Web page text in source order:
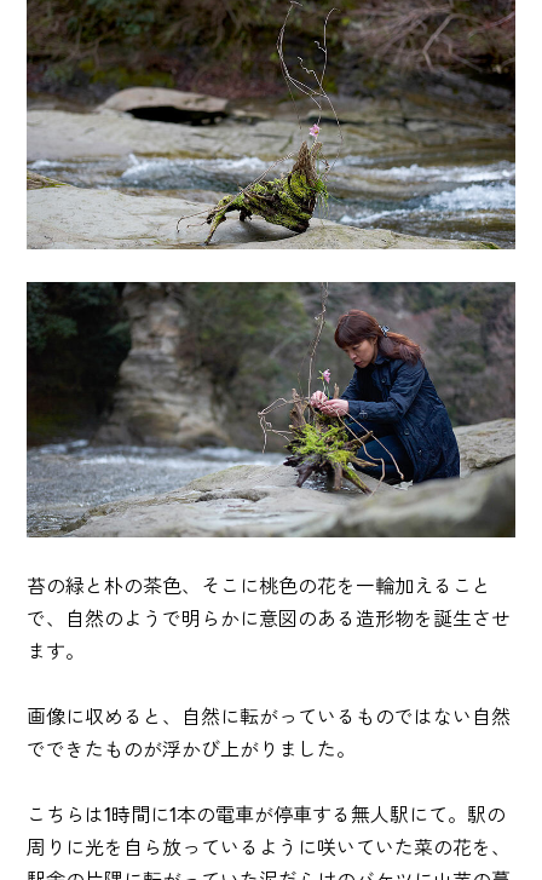
苔の緑と朴の茶色、そこに桃色の花を一輪加えること
で、自然のようで明らかに意図のある造形物を誕生させ
ます。
画像に収めると、自然に転がっているものではない自然
でできたものが浮かび上がりました。
こちらは1時間に1本の電車が停車する無人駅にて。駅の
周りに光を自ら放っているように咲いていた菜の花を、